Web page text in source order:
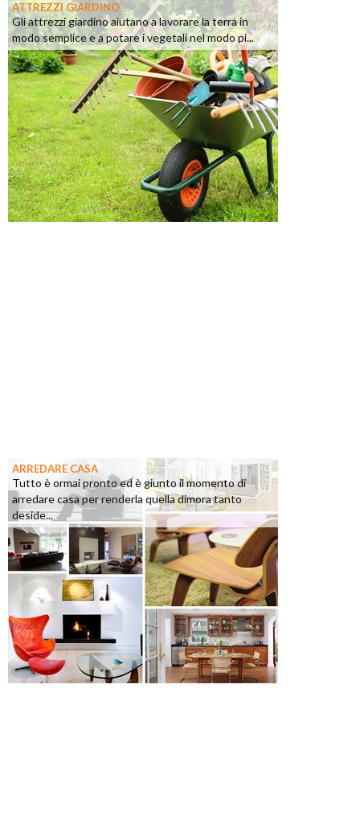
ATTREZZI GIARDINO
Gli attrezzi giardino aiutano a lavorare la terra in
modo semplice e a potare i vegetali nel modo pi...
ARREDARE CASA
Tutto è ormai pronto ed è giunto il momento di
arredare casa per renderla quella dimora tanto
deside...